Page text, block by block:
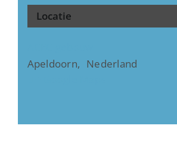
Locatie
Apeldoorn, Nederland